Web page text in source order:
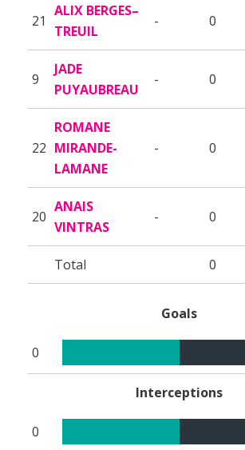
21
ALIX BERGES–
TREUIL
- 0
9
JADE
PUYAUBREAU
- 0
22
ROMANE
MIRANDE-
LAMANE
- 0
20
ANAIS
VINTRAS
- 0
Total 0
Goals
0
Interceptions
0